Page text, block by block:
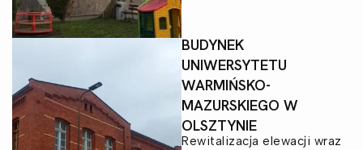
BUDYNEK
UNIWERSYTETU
WARMIŃSKO-
MAZURSKIEGO W
OLSZTYNIE
Rewitalizacja elewacji wraz